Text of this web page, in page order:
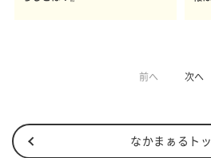
前へ 次へ
なかまぁるト